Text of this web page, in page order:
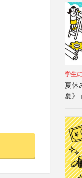
学生
夏休
夏》